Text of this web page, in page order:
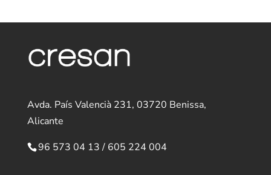
Avda. País Valencià 231, 03720 Benissa,
Alicante
96 573 04 13/ 605 224 004